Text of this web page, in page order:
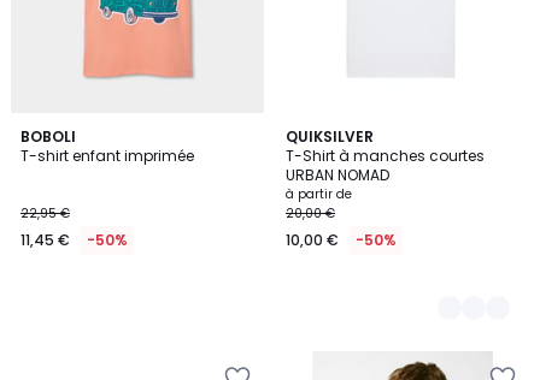
BOBOLI
T-shirt enfant imprimée
22,95 €
11,45 € -50%
QUIKSILVER
T-Shirt à manches courtes
URBAN NOMAD
à partir de
20,00 €
10,00 € -50%
2
Couleurs